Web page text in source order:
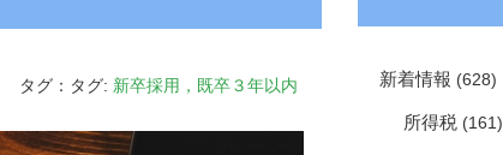
タグ：タグ: 新卒採用，既卒３年以内 新着情報 (628)
所得税 (161)